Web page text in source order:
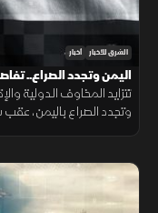
الشرق للأخبار أخبار
اليمن وتجدد الصراع..
تتزايد المخاوف الدولية
وتجدد الصراع باليمن،